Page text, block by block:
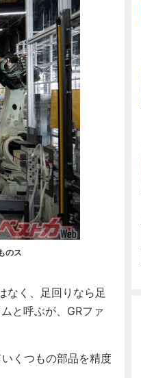
のス
なく、足回りなら足
と呼ぶが、GRファ
くつもの部品を精度